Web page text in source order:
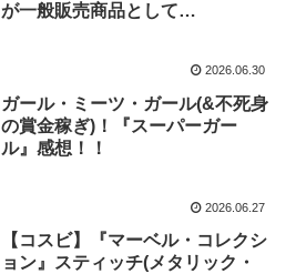
が一般販売商品として
2026.06.30
ガール・ミーツ・ガール(&不死身
の賞金稼ぎ)！『スーパーガー
ル』感想！！
2026.06.27
【コスビ】『マーベル・コレクシ
ョン』スティッチ(メタリック・